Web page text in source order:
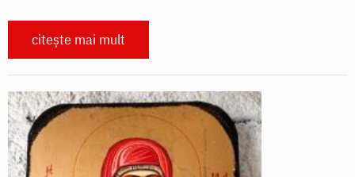
citește mai mult